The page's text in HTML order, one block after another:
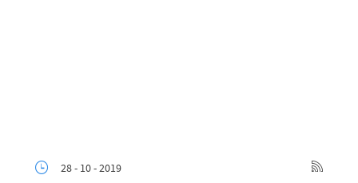
28 - 10 - 2019